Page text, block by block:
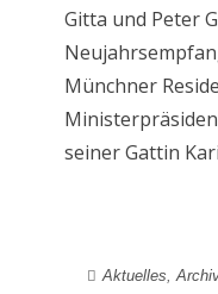
Gitta und Peter
Münchner
seiner Gattin
Aktuelles,Archiv